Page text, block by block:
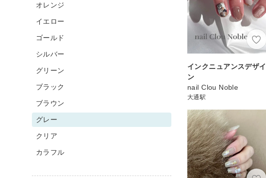
インクニュアンスデザイ
ン
nail Clou Noble
大通駅
オレンジ
イエロー
ゴールド
シルバー
グリーン
ブラック
ブラウン
グレー
クリア
カラフル